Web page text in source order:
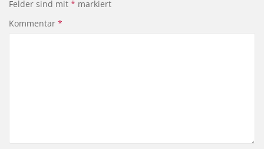
Felder sind mit * markiert
Kommentar *